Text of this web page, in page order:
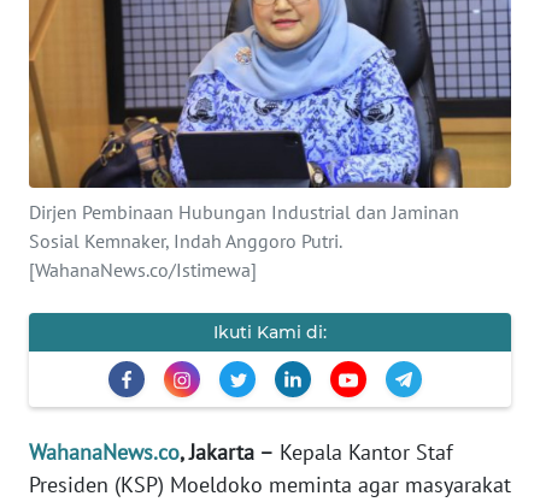
Dirjen Pembinaan Hubungan Industrial dan Jaminan
Sosial Kemnaker, Indah Anggoro Putri.
[WahanaNews.co/Istimewa]
Ikuti Kami di:
WahanaNews.co, Jakarta – Kepala Kantor Staf
Presiden (KSP) Moeldoko meminta agar masyarakat
KESEHATAN
INTERNASIONAL
SERBA-SERBI
EDITORIAL